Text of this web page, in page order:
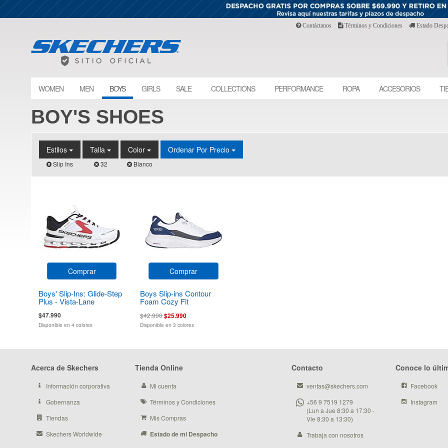
Contáctanos Términos y Condiciones Estado
WOMEN MEN BOYS GIRLS SALE COLLECTIONS PERFORMANCE ROPA ACCESORIOS
BOY'S SHOES
Estilos
Slip Ins
Talla
32
Color
Blanco
Ordenar Por Precio
Comprar
Boys' Slip-Ins: Glide-Step
Plus - Vista-Lane
$47.990
Disponible en 4 colores
Comprar
Boys Slip-ins Contour
Foam Cozy Fit
$42.990$25.990
Disponible en 3 colores
Acerca de Skechers
Información corporativa
Gobernanza
Tiendas
Skechers Worldwide
Tienda Online
Mi cuenta
Términos y Condiciones
Mis Compras
Estado de mi Despacho
Contacto
ventas@skechers.com
+56 9 7519 1279
(Lun a Jue 8:30 a 17:30 -
Vie 8:30 a 13:30)
Trabaja con nosotros
Conoce lo
Facebook
Instagram